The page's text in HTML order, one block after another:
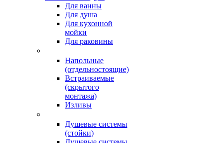
Для ванны
Для душа
Для кухонной
мойки
Для раковины
Напольные
(отдельностоящие)
Встраиваемые
(скрытого
монтажа)
Изливы
Душевые системы
(стойки)